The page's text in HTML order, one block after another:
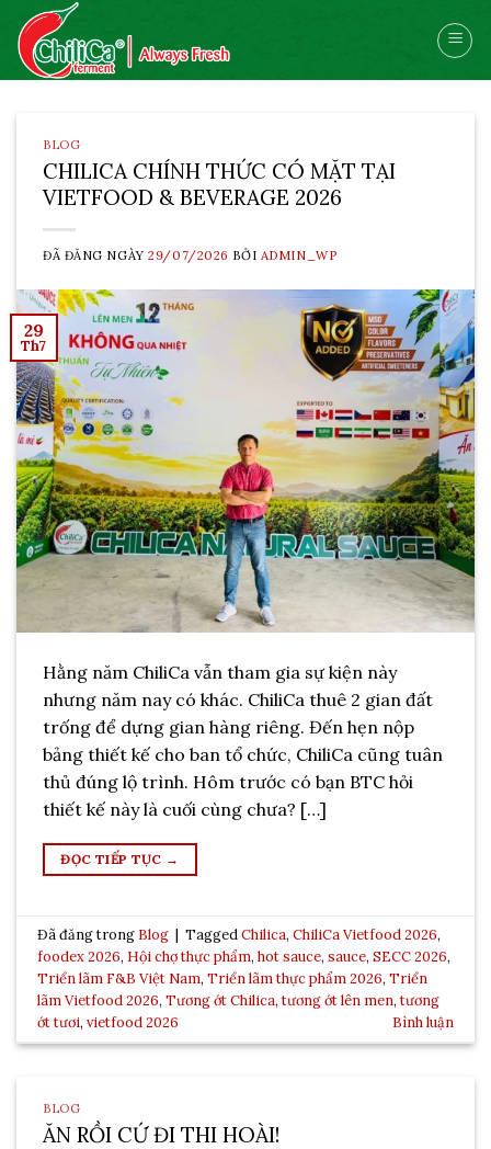
Skip
content
BLOG
CHILICA CHÍNH THỨC CÓ MẶT TẠI
VIETFOOD & BEVERAGE 2026
ĐÃ ĐĂNG NGÀY29/07/2026 BỞI ADMIN_WP
29
Th7
Hằng năm ChiliCa vẫn tham gia sự kiện này
nhưng năm nay có khác. ChiliCa thuê 2 gian đất
trống để dựng gian hàng riêng. Đến hẹn nộp
bảng thiết kế cho ban tổ chức, ChiliCa cũng tuân
thủ đúng lộ trình. Hôm trước có bạn BTC hỏi
thiết kế này là cuối cùng chưa? […]
ĐỌC TIẾP TỤC →
Đã đăng trong Blog | TaggedChilica,ChiliCa Vietfood 2026,
foodex 2026, Hội chợ thực phẩm,hot sauce,sauce,SECC 2026,
Triển lãm F&B Việt Nam,Triển lãm thực phẩm 2026,Triển
lãm Vietfood 2026,Tương ớt Chilica,tương ớt lên men,tương
ớt tươi,vietfood 2026 Bình luận
BLOG
ĂN RỒI CỨ ĐI THI HOÀI!